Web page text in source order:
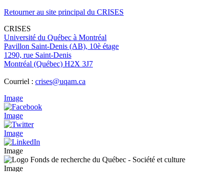
Retourner au site principal du CRISES
CRISES
Université du Québec à Montréal
Pavillon Saint-Denis (AB), 10è étage
1290, rue Saint-Denis
Montréal (Québec) H2X 3J7
Courriel : crises@uqam.ca
Image
Image
Image
Image
Image